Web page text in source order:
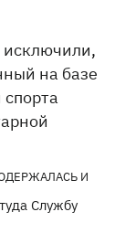
на базе
Службу